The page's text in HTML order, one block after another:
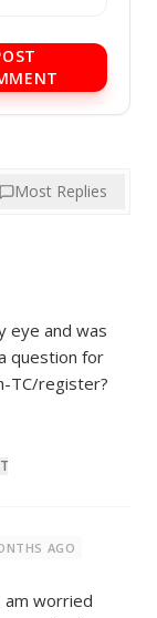
Most Replies
eye and was
question for
TC/register?
AGO
am worried